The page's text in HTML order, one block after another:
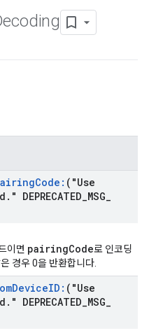
Code: ("Use
. " DEPRECATED MSG
이면 pairingCode로 인코딩
경우 0을 반환합니다.
DeviceID: ("Use
. " DEPRECATED MSG